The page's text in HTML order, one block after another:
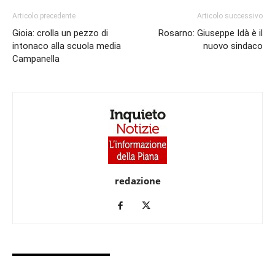
Articolo precedente
Gioia: crolla un pezzo di
intonaco alla scuola media
Campanella
Articolo successivo
Rosarno: Giuseppe Idà è il
nuovo sindaco
redazione